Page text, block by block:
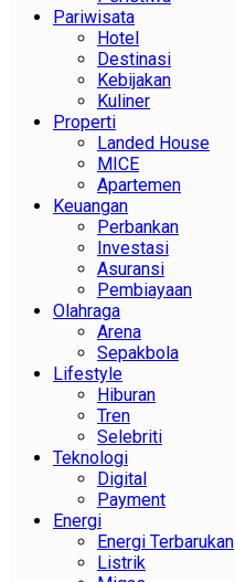
Pariwisata
Hotel
Destinasi
Kebijakan
Kuliner
Properti
Landed House
MICE
Apartemen
Keuangan
Perbankan
Investasi
Asuransi
Pembiayaan
Olahraga
Arena
Sepakbola
Lifestyle
Hiburan
Tren
Selebriti
Teknologi
Digital
Payment
Energi
Energi Terbarukan
Listrik